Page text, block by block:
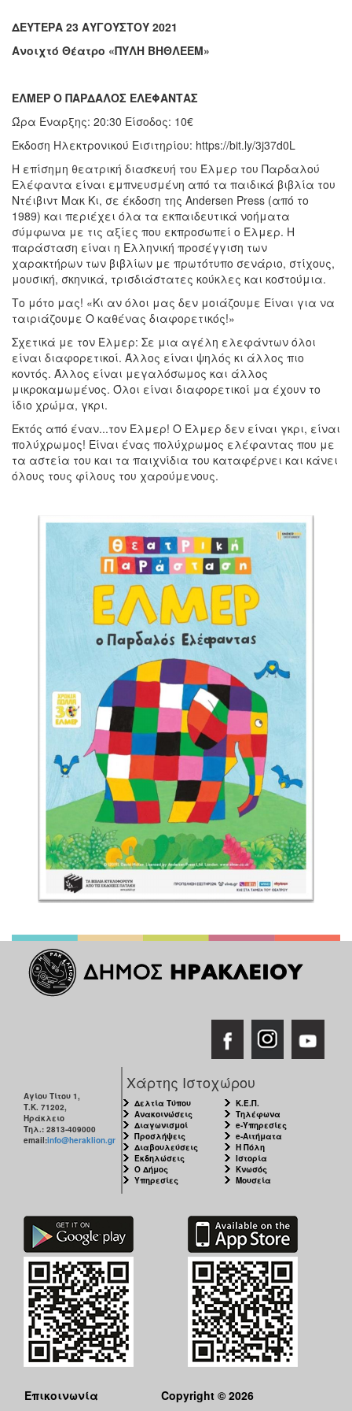
ΤΟΠΟΣ
ΜΑΣ
ΠΟΛΙΤΙΣΜΟΣ
ΑΝΘΕΚΤΙΚΗ
ΠΟΛΗ
ΔΕΥΤΕΡΑ 23 ΑΥΓΟΥΣΤΟΥ 2021
Ανοιχτό Θέατρο «ΠΥΛΗ ΒΗΘΛΕΕΜ»
ΕΛΜΕΡ Ο ΠΑΡΔΑΛΟΣ ΕΛΕΦΑΝΤΑΣ
Ώρα Έναρξης: 20:30 Είσοδος: 10€
Έκδοση Ηλεκτρονικού Εισιτηρίου: https://bit.ly/3j37d0L
Η επίσημη θεατρική διασκευή του Έλμερ του Παρδαλού
Ελέφαντα είναι εμπνευσμένη από τα παιδικά βιβλία του
Ντέιβιντ Μακ Κι, σε έκδοση της Andersen Press (από το
1989) και περιέχει όλα τα εκπαιδευτικά νοήματα
σύμφωνα με τις αξίες που εκπροσωπεί ο Έλμερ. Η
παράσταση είναι η Ελληνική προσέγγιση των
χαρακτήρων των βιβλίων με πρωτότυπο σενάριο, στίχους,
μουσική, σκηνικά, τρισδιάστατες κούκλες και κοστούμια.
Το μότο μας! «Κι αν όλοι μας δεν μοιάζουμε Είναι για να
ταιριάζουμε Ο καθένας διαφορετικός!»
Σχετικά με τον Έλμερ: Σε μια αγέλη ελεφάντων όλοι
είναι διαφορετικοί. Άλλος είναι ψηλός κι άλλος πιο
κοντός. Άλλος είναι μεγαλόσωμος και άλλος
μικροκαμωμένος. Όλοι είναι διαφορετικοί μα έχουν το
ίδιο χρώμα, γκρι.
Εκτός από έναν...τον Έλμερ! Ο Έλμερ δεν είναι γκρι, είναι
πολύχρωμος! Είναι ένας πολύχρωμος ελέφαντας που με
τα αστεία του και τα παιχνίδια του καταφέρνει και κάνει
όλους τους φίλους του χαρούμενους.
Αγίου Τίτου 1,
Τ.Κ. 71202,
Ηράκλειο
Τηλ.: 2813-409000
email:info@heraklion.gr
Χάρτης Ιστοχώρου
Δελτία Τύπου
Ανακοινώσεις
Διαγωνισμοί
Προσλήψεις
Διαβουλεύσεις
Εκδηλώσεις
Ο Δήμος
Υπηρεσίες
Κ.Ε.Π.
Τηλέφωνα
e-Υπηρεσίες
e-Αιτήματα
Η Πόλη
Ιστορία
Κνωσός
Μουσεία
Επικοινωνία Copyright © 2026